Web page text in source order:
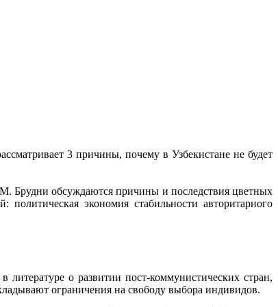
3 причины, почему в Узбекистане не будет
Брудни обсуждаются причины и последствия цветных
экономия стабильности авторитарного
о развитии пост-коммунистических стран,
ограничения на свободу выбора индивидов.